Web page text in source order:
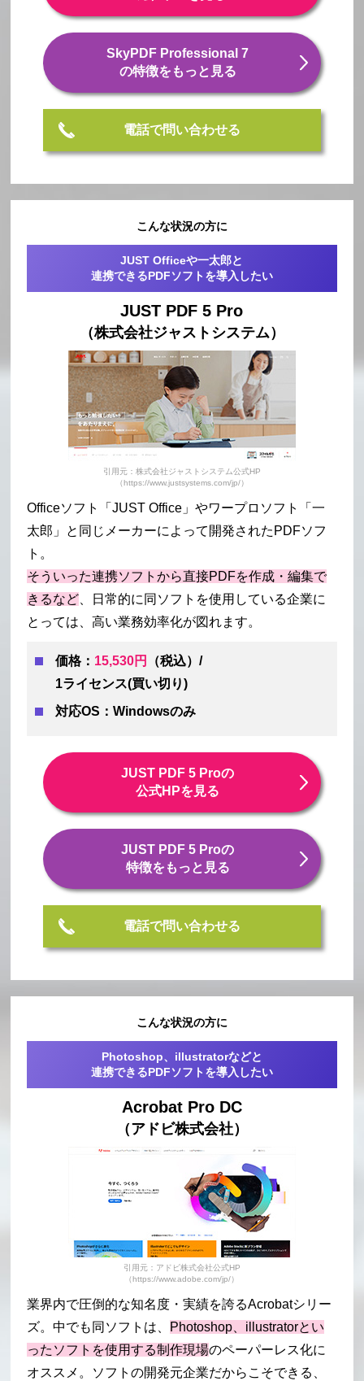
SkyPDF Professional 7
の特徴をもっと見る
電話で問い合わせる
こんな状況の方に
JUST Officeや一太郎と
連携できるPDFソフトを導入したい
JUST PDF 5 Pro
（株式会社ジャストシステム）
引用元：株式会社ジャストシステム公式HP
（https://www.justsystems.com/jp/）
Officeソフト「JUST Office」やワープロソフト「一
太郎」と同じメーカーによって開発されたPDFソフ
ト。
そういった連携ソフトから直接PDFを作成・編集で
きるなど 、日常的に同ソフトを使用している企業に
とっては、高い業務効率化が図れます。
価格： 15,530円
（税込）/
1ライセンス(買い切り)
対応OS：Windowsのみ
JUST PDF 5 Proの
公式HPを見る
JUST PDF 5 Proの
特徴をもっと見る
電話で問い合わせる
こんな状況の方に
Photoshop、illustratorなどと
連携できるPDFソフトを導入したい
Acrobat Pro DC
（アドビ株式会社）
引用元：アドビ株式会社公式HP
（https://www.adobe.com/jp/）
業界内で圧倒的な知名度・実績を誇るAcrobatシリー
ズ。中でも同ソフトは、 Photoshop、illustratorとい
ったソフトを使用する制作現場のペーパーレス化に
オススメ。ソフトの開発元企業だからこそできる、